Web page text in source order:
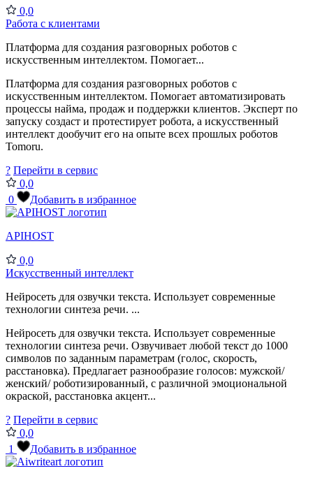
0,0
Работа с клиентами
Платформа для создания разговорных роботов с
искусственным интеллектом. Помогает...
Платформа для создания разговорных роботов с
искусственным интеллектом. Помогает автоматизировать
процессы найма, продаж и поддержки клиентов. Эксперт по
запуску создаст и протестирует робота, а искусственный
интеллект дообучит его на опыте всех прошлых роботов
Tomoru.
? Перейти в сервис
0,0
0
Добавить в избранное
APIHOST
0,0
Искусственный интеллект
Нейросеть для озвучки текста. Использует современные
технологии синтеза речи. ...
Нейросеть для озвучки текста. Использует современные
технологии синтеза речи. Озвучивает любой текст до 1000
символов по заданным параметрам (голос, скорость,
расстановка). Предлагает разнообразие голосов: мужской/
женский/ роботизированный, с различной эмоциональной
окраской, расстановка акцент...
? Перейти в сервис
0,0
1
Добавить в избранное